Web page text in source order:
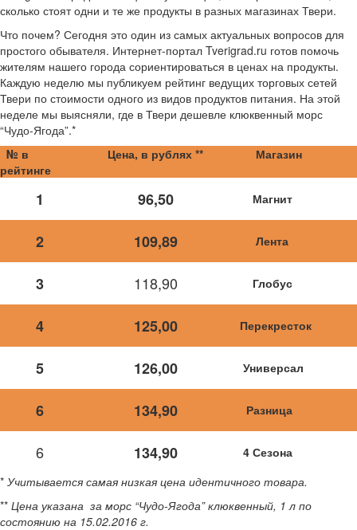
сколько стоят одни и те же продукты в разных магазинах Твери.
Что почем? Сегодня это один из самых актуальных вопросов для
простого обывателя. Интернет-портал Tverigrad.ru готов помочь
жителям нашего города сориентироваться в ценах на продукты.
Каждую неделю мы публикуем рейтинг ведущих торговых сетей
Твери по стоимости одного из видов продуктов питания. На этой
неделе мы выясняли, где в Твери дешевле клюквенный морс
“Чудо-Ягода”.*
№ в
рейтинге
Цена, в рублях ** Магазин
1 96,50 Магнит
2 109,89 Лента
3 118,90 Глобус
4 125,00 Перекресток
5 126,00 Универсал
6 134,90 Разница
6 134,90
4 Сезона
* Учитывается самая низкая цена идентичного товара.
** Цена указана за морс “Чудо-Ягода” клюквенный, 1 л по
состоянию на 15.02.2016 г.